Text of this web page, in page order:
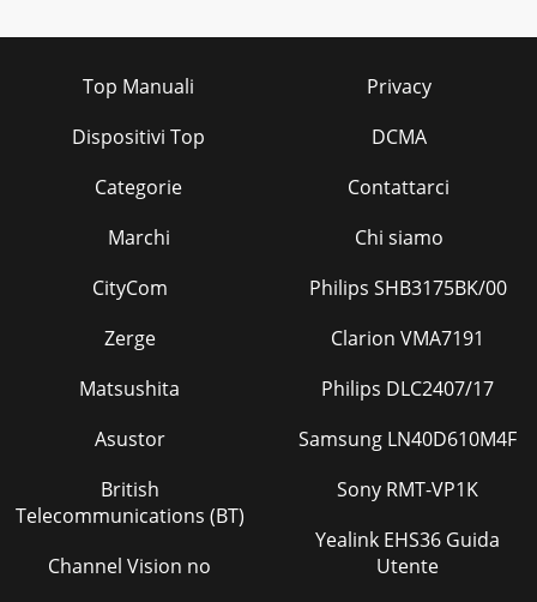
Top Manuali
Dispositivi Top
Categorie
Marchi
Privacy
DCMA
Contattarci
Chi siamo
CityCom
Zerge
Matsushita
Asustor
British
Telecommunications (BT)
Channel Vision no
Philips SHB3175BK/00
Clarion VMA7191
Philips DLC2407/17
Samsung LN40D610M4F
Sony RMT-VP1K
Yealink EHS36 Guida
Utente